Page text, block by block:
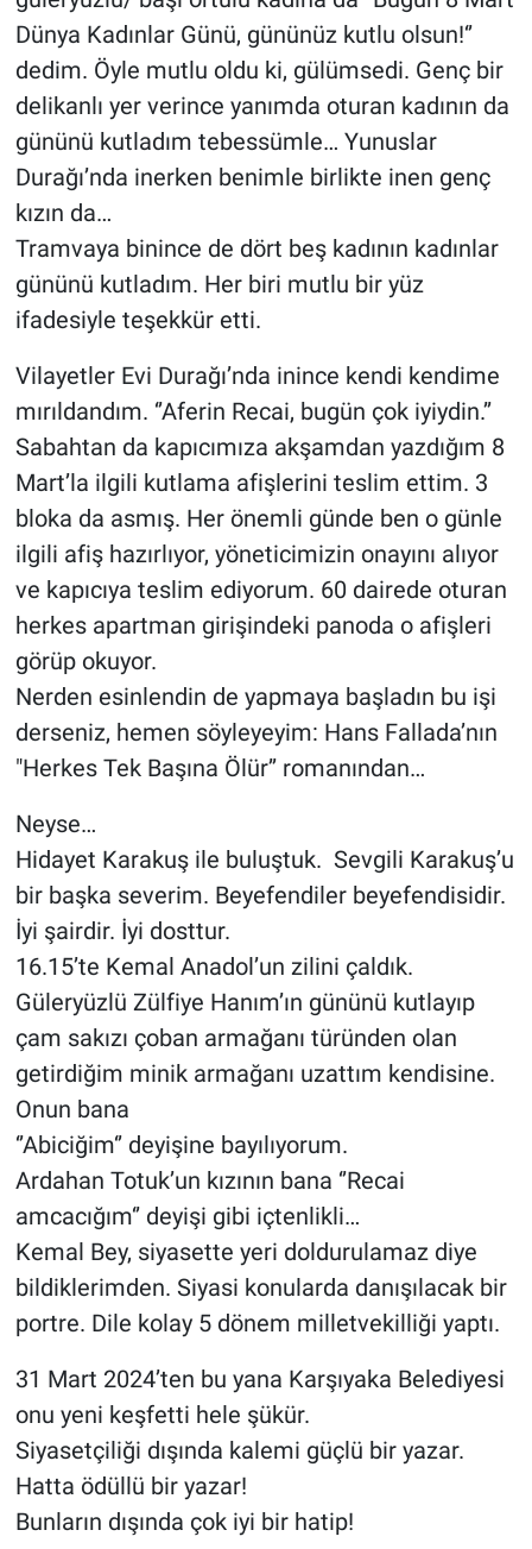
Dünya Kadınlar Günü, gününüz kutlu olsun!‘’
dedim. Öyle mutlu oldu ki, gülümsedi. Genç bir
delikanlı yer verince yanımda oturan kadının da
gününü kutladım tebessümle… Yunuslar
Durağı’nda inerken benimle birlikte inen genç
kızın da…
Tramvaya binince de dört beş kadının kadınlar
gününü kutladım. Her biri mutlu bir yüz
ifadesiyle teşekkür etti.
Vilayetler Evi Durağı’nda inince kendi kendime
mırıldandım. ‘’Aferin Recai, bugün çok iyiydin.’’
Sabahtan da kapıcımıza akşamdan yazdığım 8
Mart’la ilgili kutlama afişlerini teslim ettim. 3
bloka da asmış. Her önemli günde ben o günle
ilgili afiş hazırlıyor, yöneticimizin onayını alıyor
ve kapıcıya teslim ediyorum. 60 dairede oturan
herkes apartman girişindeki panoda o afişleri
görüp okuyor.
Nerden esinlendin de yapmaya başladın bu işi
derseniz, hemen söyleyeyim: Hans Fallada’nın
"Herkes Tek Başına Ölür’’ romanından…
Neyse…
Hidayet Karakuş ile buluştuk. Sevgili Karakuş’u
bir başka severim. Beyefendiler beyefendisidir.
İyi şairdir. İyi dosttur.
16.15’te Kemal Anadol’un zilini çaldık.
Güleryüzlü Zülfiye Hanım’ın gününü kutlayıp
çam sakızı çoban armağanı türünden olan
getirdiğim minik armağanı uzattım kendisine.
Onun bana
‘’Abiciğim‘’ deyişine bayılıyorum.
Ardahan Totuk’un kızının bana ‘’Recai
amcacığım‘’ deyişi gibi içtenlikli…
Kemal Bey, siyasette yeri doldurulamaz diye
bildiklerimden. Siyasi konularda danışılacak bir
portre. Dile kolay 5 dönem milletvekilliği yaptı.
31 Mart 2024’ten bu yana Karşıyaka Belediyesi
onu yeni keşfetti hele şükür.
Siyasetçiliği dışında kalemi güçlü bir yazar.
Hatta ödüllü bir yazar!
Bunların dışında çok iyi bir hatip!